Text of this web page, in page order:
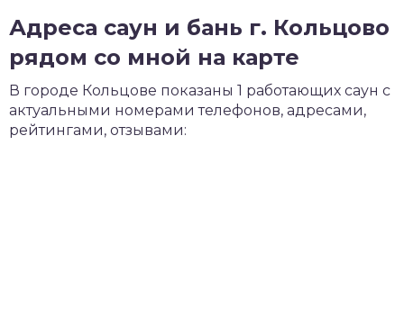
Адреса саун и бань г. Кольцово
рядом со мной на карте
В городе Кольцове показаны 1 работающих саун с
актуальными номерами телефонов, адресами,
рейтингами, отзывами: